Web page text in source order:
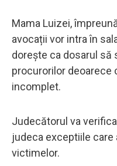
Mama Luizei,
avocații vor intra în
dorește ca dosarul să
procurorilor deoarece
incomplet.
Judecătorul va
judeca exceptiile
victimelor.